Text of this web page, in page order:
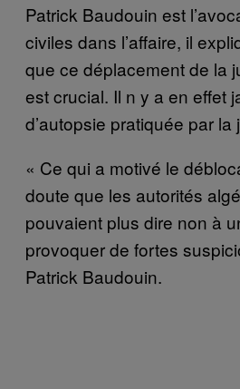
Patrick Baudouin est
civiles dans l’affaire, il
que ce déplacement de la
est crucial. Il n y a en effet
d’autopsie pratiquée par
« Ce qui a motivé le
doute que les autorités
pouvaient plus dire non à
provoquer de fortes
Patrick Baudouin.